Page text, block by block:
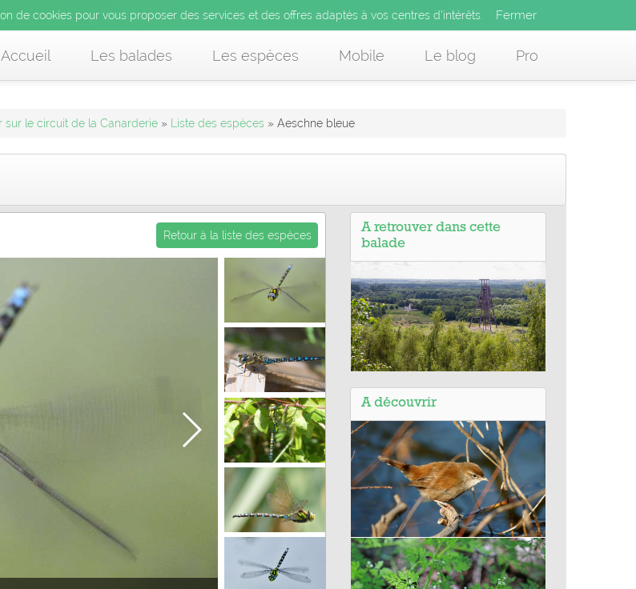
de cookies pour vous proposer des services et des offres adaptés à vos centres d’intérêts. x
Accueil Les balades Les espèces Mobile Le blog Pro
de cookies pour vous proposer des services et des offres adaptés à vos centres d’intérêts. Fermer
pour vous proposer des services et des offres adaptés à vos centres d’intérêts.
sur le circuit de la Canarderie » Liste des espèces » Aeschne bleue
Retour à la liste des espèces
A retrouver dans cette
balade
- site de Chabaud Latour sur le
circuit de la Canarderie
A découvrir
Bouscarle de Cetti